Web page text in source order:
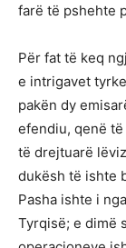
farë të pshehte
Për fat të keq
e intrigavet
pakën dy
efendiu, qenë
të drejtuarë
dukësh të ishte
Pasha ishte i
Tyrqisë; e dimë